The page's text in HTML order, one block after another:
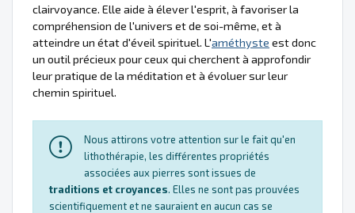
clairvoyance. Elle aide à élever l'esprit, à favoriser la
compréhension de l'univers et de soi-même, et à
atteindre un état d'éveil spirituel. L'améthyste est donc
un outil précieux pour ceux qui cherchent à approfondir
leur pratique de la méditation et à évoluer sur leur
chemin spirituel.
Nous attirons votre attention sur le fait qu'en
lithothérapie, les différentes propriétés
associées aux pierres sont issues de
traditions et croyances. Elles ne sont pas prouvées
scientifiquement et ne sauraient en aucun cas se